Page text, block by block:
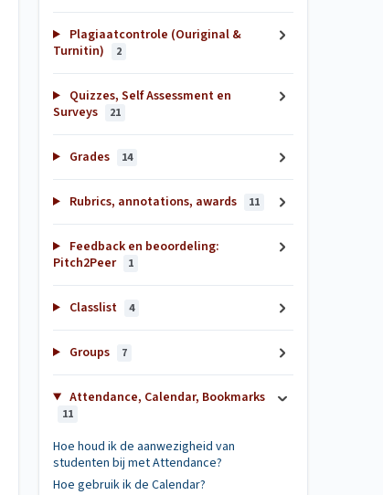
Plagiaatcontrole (Ouriginal &
Turnitin)
2
Quizzes, Self Assessment en
Surveys
21
Grades 14
Rubrics, annotations, awards 11
Feedback en beoordeling:
Pitch2Peer
1
Classlist 4
Groups 7
Attendance, Calendar, Bookmarks
11
Hoe houd ik de aanwezigheid van
studenten bij met Attendance?
Hoe gebruik ik de Calendar?